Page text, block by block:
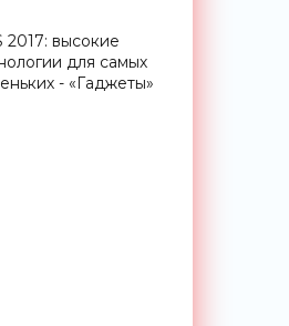
2017: высокие
для самых
- «Гаджеты»